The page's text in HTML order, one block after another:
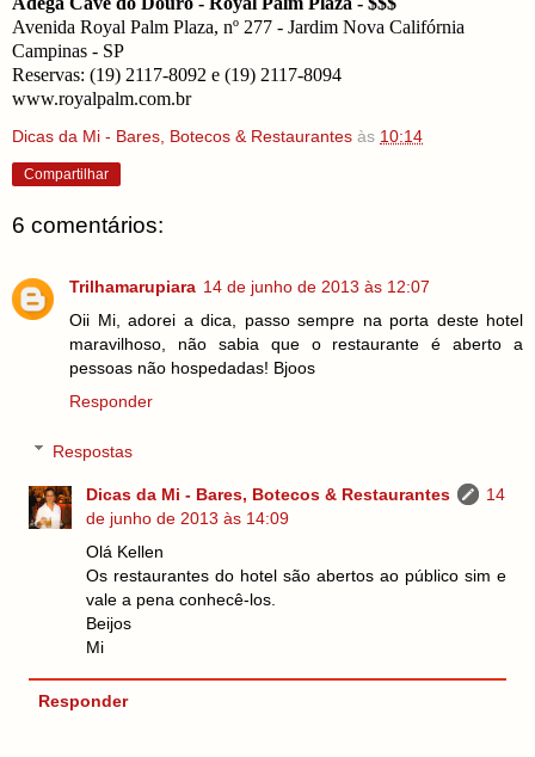
Avenida Royal Palm Plaza, nº 277 - Jardim Nova Califórnia
Campinas - SP
Reservas: (19) 2117-8092 e (19) 2117-8094
www.royalpalm.com.br
Dicas da Mi - Bares, Botecos & Restaurantes às 10:14
Compartilhar
6 comentários:
Trilhamarupiara 14 de junho de 2013 às 12:07
Oii Mi, adorei a dica, passo sempre na porta deste hotel
maravilhoso, não sabia que o restaurante é aberto a
pessoas não hospedadas! Bjoos
Responder
Respostas
Dicas da Mi - Bares, Botecos & Restaurantes
14
de junho de 2013 às 14:09
Olá Kellen
Os restaurantes do hotel são abertos ao público sim e
vale a pena conhecê-los.
Beijos
Mi
Responder